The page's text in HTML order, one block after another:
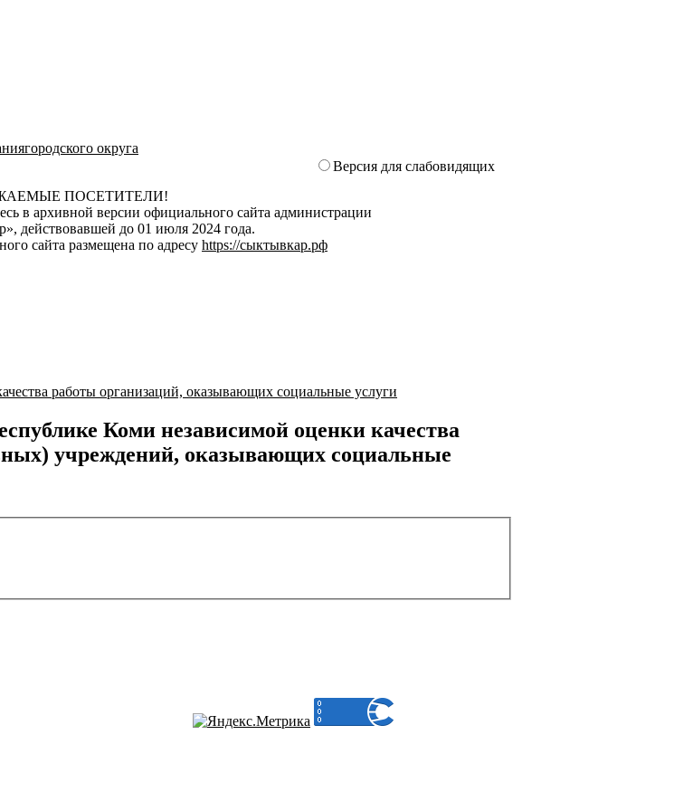
округа
Версия для слабовидящих
ПОСЕТИТЕЛИ!
в архивной версии официального сайта администрации
действовавшей до 01 июля 2024 года.
сайта размещена по адресу https://сыктывкар.рф
работы организаций, оказывающих социальные услуги
Коми независимой оценки качества
учреждений, оказывающих социальные